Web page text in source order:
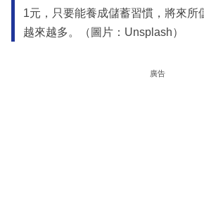
1元，只要能養成儲蓄習慣，將來所
越來越多。（圖片：Unsplash）
廣告